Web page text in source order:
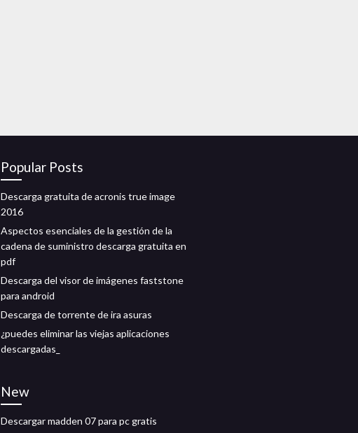
Popular Posts
Descarga gratuita de acronis true image
2016
Aspectos esenciales de la gestión de la
cadena de suministro descarga gratuita en
pdf
Descarga del visor de imágenes faststone
para android
Descarga de torrente de ira asuras
¿puedes eliminar las viejas aplicaciones
descargadas_
New
Descargar madden 07 para pc gratis